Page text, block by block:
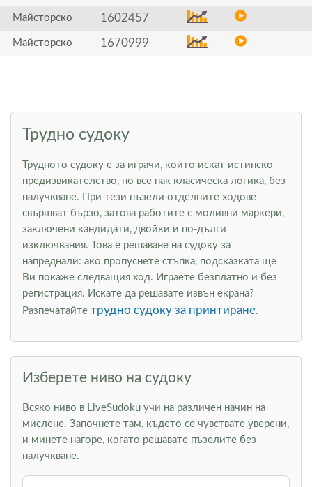
Майсторско 1602457
Майсторско 1670999
Трудно судоку
Трудното судоку е за играчи, които искат истинско
предизвикателство, но все пак класическа логика, без
налучкване. При тези пъзели отделните ходове
свършват бързо, затова работите с моливни маркери,
заключени кандидати, двойки и по-дълги
изключвания. Това е решаване на судоку за
напреднали: ако пропуснете стъпка, подсказката ще
Ви покаже следващия ход. Играете безплатно и без
регистрация. Искате да решавате извън екрана?
Разпечатайте трудно судоку за принтиране.
Изберете ниво на судоку
Всяко ниво в LiveSudoku учи на различен начин на
мислене. Започнете там, където се чувствате уверени,
и минете нагоре, когато решавате пъзелите без
налучкване.